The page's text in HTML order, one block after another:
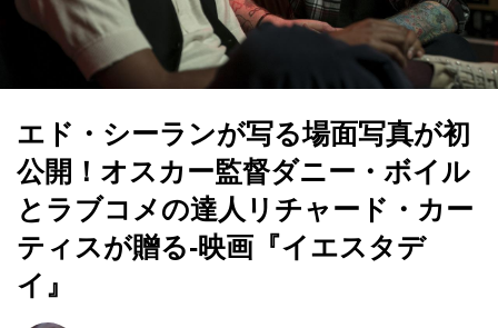
エド・シーランが写る場面写真が初
公開！オスカー監督ダニー・ボイル
とラブコメの達人リチャード・カー
ティスが贈る-映画『イエスタデ
イ』